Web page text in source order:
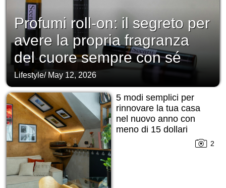
Profumi roll-on: il segreto per
avere la propria fragranza
del cuore sempre con sé
Lifestyle/ May 12, 2026
5 modi semplici per
rinnovare la tua casa
nel nuovo anno con
meno di 15 dollari
2